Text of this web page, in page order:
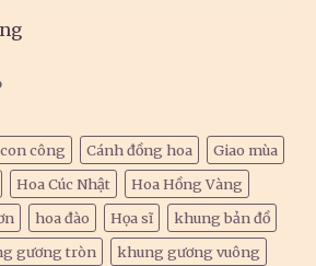
con công Cánh đồng hoa
Giao mùa
Hoa Cúc Nhật
Hoa Hồng Vàng
hoa đào Họa sĩ
khung bản đồ
gương tròn
khung gương vuông